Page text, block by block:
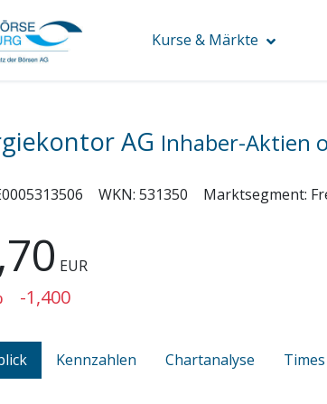
Kurse & Märkte
AG Inhaber-Aktien
WKN: 531350 Marktsegment:
EUR
-1,400
Kennzahlen Chartanalyse